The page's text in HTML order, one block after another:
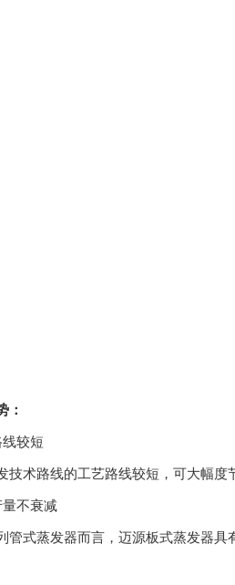
：
线较短
技术路线的工艺路线较短，可大幅度
量不衰减
管式蒸发器而言，迈源板式蒸发器具